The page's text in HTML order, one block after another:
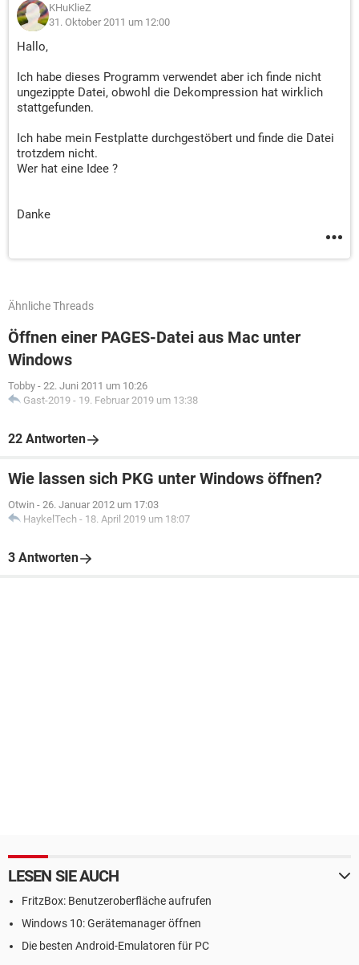
KHuKlieZ
31. Oktober 2011 um 12:00
Hallo,
Ich habe dieses Programm verwendet aber ich finde nicht
ungezippte Datei, obwohl die Dekompression hat wirklich
stattgefunden.
Ich habe mein Festplatte durchgestöbert und finde die Datei
trotzdem nicht.
Wer hat eine Idee ?
Danke
Ähnliche Threads
Öffnen einer PAGES-Datei aus Mac unter
Windows
Tobby - 22. Juni 2011 um 10:26
Gast-2019 - 19. Februar 2019 um 13:38
22 Antworten
Wie lassen sich PKG unter Windows öffnen?
Otwin - 26. Januar 2012 um 17:03
HaykelTech - 18. April 2019 um 18:07
3 Antworten
LESEN SIE AUCH
FritzBox: Benutzeroberfläche aufrufen
Windows 10: Gerätemanager öffnen
Die besten Android-Emulatoren für PC